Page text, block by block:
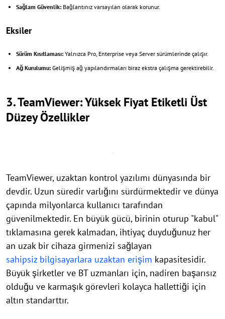
Sağlam Güvenlik: Bağlantınız varsayılan olarak korunur.
Eksiler
Sürüm Kısıtlaması: Yalnızca Pro, Enterprise veya Server sürümlerinde çalışır.
Ağ Kurulumu: Gelişmiş ağ yapılandırmaları biraz ekstra çalışma gerektirebilir.
3. TeamViewer: Yüksek Fiyat Etiketli Üst
Düzey Özellikler
TeamViewer, uzaktan kontrol yazılımı dünyasında bir
devdir. Uzun süredir varlığını sürdürmektedir ve dünya
çapında milyonlarca kullanıcı tarafından
güvenilmektedir. En büyük gücü, birinin oturup "kabul"
tıklamasına gerek kalmadan, ihtiyaç duyduğunuz her
an uzak bir cihaza girmenizi sağlayan
sahipsiz bilgisayarlara uzaktan erişim kapasitesidir.
Büyük şirketler ve BT uzmanları için, nadiren başarısız
olduğu ve karmaşık görevleri kolayca hallettiği için
altın standarttır.